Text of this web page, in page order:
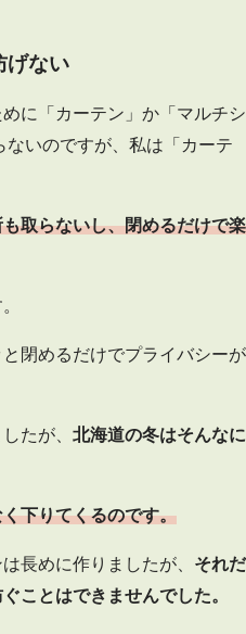
げない
に「カーテン」か「マルチシ
ないのですが、私は「カーテ
取らないし、閉めるだけで楽
閉めるだけでプライバシーが
たが、 北海道の冬はそんなに
下りてくるのです。
長めに作りましたが、 それだ
ことはできませんでした。